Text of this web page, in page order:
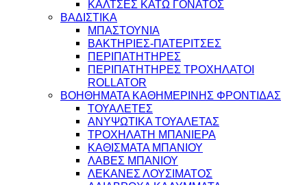
ΚΑΛΤΣΕΣ ΚΑΤΩ ΓΟΝΑΤΟΣ
ΒΑΔΙΣΤΙΚΑ
ΜΠΑΣΤΟΥΝΙΑ
ΒΑΚΤΗΡΙΕΣ-ΠΑΤΕΡΙΤΣΕΣ
ΠΕΡΙΠΑΤΗΤΗΡΕΣ
ΠΕΡΙΠΑΤΗΤΗΡΕΣ ΤΡΟΧΗΛΑΤΟΙ
ROLLATOR
ΒΟΗΘΗΜΑΤΑ ΚΑΘΗΜΕΡΙΝΗΣ ΦΡΟΝΤΙΔΑΣ
ΤΟΥΑΛΕΤΕΣ
ΑΝΥΨΩΤΙΚΑ ΤΟΥΑΛΕΤΑΣ
ΤΡΟΧΗΛΑΤΗ ΜΠΑΝΙΕΡΑ
ΚΑΘΙΣΜΑΤΑ ΜΠΑΝΙΟΥ
ΛΑΒΕΣ ΜΠΑΝΙΟΥ
ΛΕΚΑΝΕΣ ΛΟΥΣΙΜΑΤΟΣ